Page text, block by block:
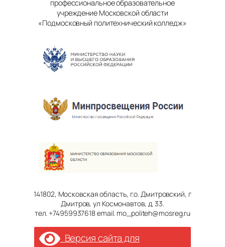
профессиональное образовательное
учреждение Московской области
«Подмосковный политехнический колледж»
141802, Московская область, г.о. Дмитровский, г
Дмитров, ул Космонавтов, д. 33.
тел. +74959937618 email. mo_politeh@mosreg.ru
Версия сайта для